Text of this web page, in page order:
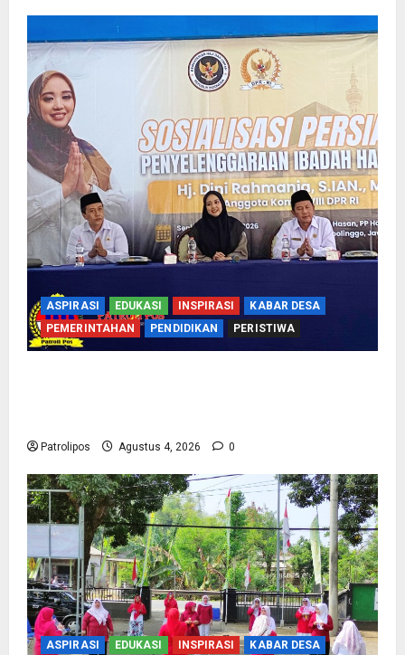
ASPIRASI EDUKASI INSPIRASI
KABAR DESA
PEMERINTAHAN
PENDIDIKAN PERISTIWA
Patrolipos Agustus 4, 2026 0
ASPIRASI EDUKASI INSPIRASI KABAR DESA